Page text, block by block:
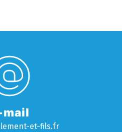
mail
et-fils.fr